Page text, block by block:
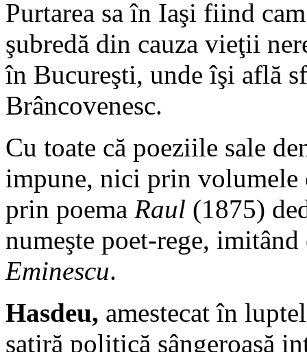
Purtarea sa în Iaşi fiind
şubredă din cauza vieţii
în Bucureşti, unde îşi află
Brâncovenesc.
Cu toate că poeziile sale
impune, nici prin
prin poema Raul (1875)
numeşte poet-rege,
Eminescu.
Hasdeu, amestecat în
satiră politică sângeroasă